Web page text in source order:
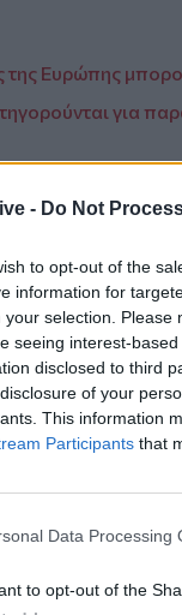
- Do Not
to opt-out of the
information for
your selection. Please
seeing interest-
disclosed to third
of your
This information
Participants that
Data Processing
to opt-out of the
Ευρώπης
για
είχαμε ανάγκη
Google
κανάλι μας